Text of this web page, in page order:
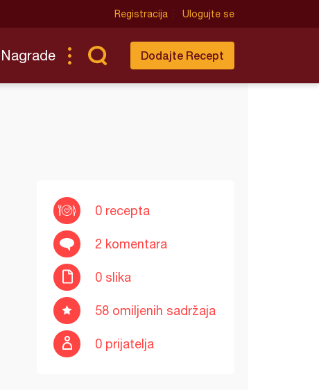
Registracija Ulogujte se
Nagrade Dodajte Recept
0 recepta
2 komentara
0 slika
58 omiljenih sadržaja
0 prijatelja